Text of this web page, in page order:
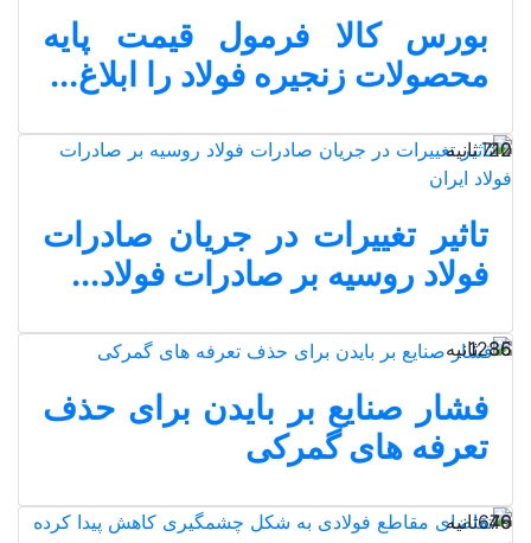
بورس کالا فرمول قیمت پایه
محصولات زنجیره فولاد را ابلاغ...
22 ثانیه
710
تاثیر تغییرات در جریان صادرات
فولاد روسیه بر صادرات فولاد...
36 ثانیه
1285
فشار صنایع بر بایدن برای حذف
تعرفه های گمرکی
46 ثانیه
679